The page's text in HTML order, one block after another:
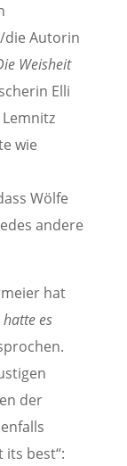
die Autorin
Weisheit
Elli
wie
Wölfe
andere
hat
es
der
best“: